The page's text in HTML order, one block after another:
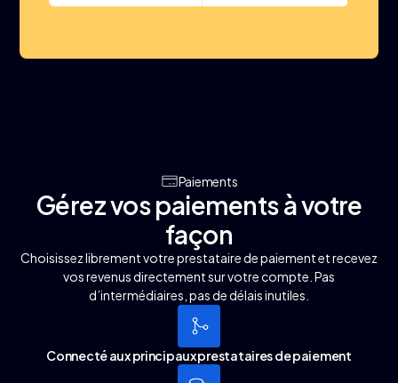
Paiements
Gérez vos paiements à votre
façon
Choisissez librement votre prestataire de paiement et recevez
vos revenus directement sur votre compte. Pas
d’intermédiaires, pas de délais inutiles.
Connecté aux principaux prestataires de paiement